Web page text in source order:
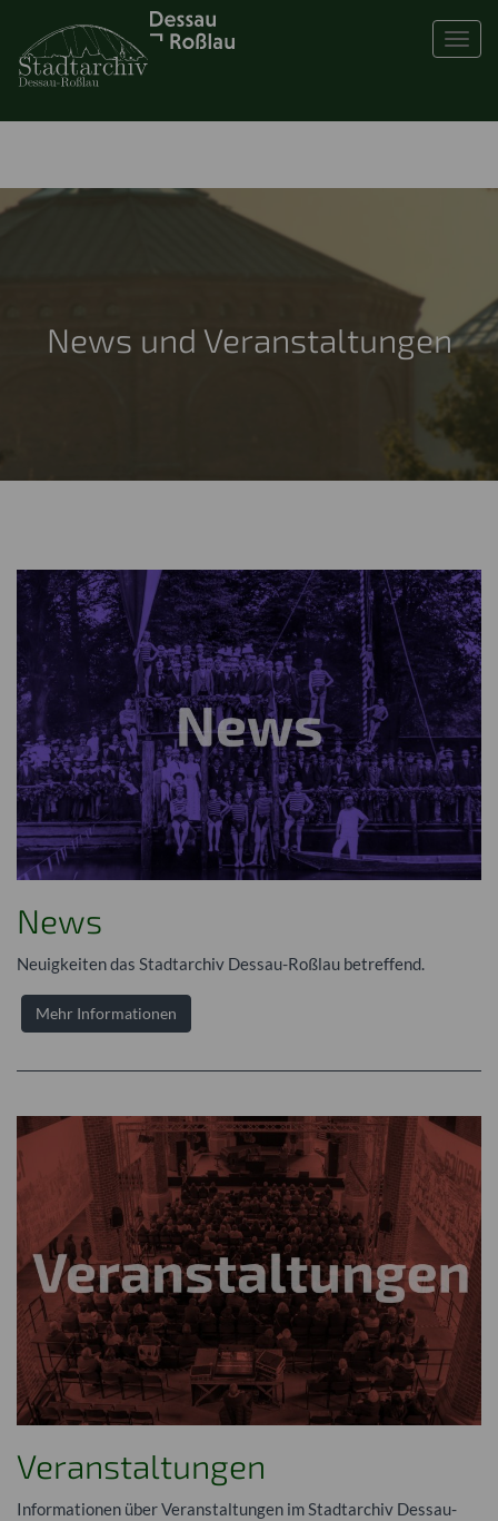
News und Veranstaltungen
News
Neuigkeiten das Stadtarchiv Dessau-Roßlau betreffend.
Mehr Informationen
Veranstaltungen
Informationen über Veranstaltungen im Stadtarchiv Dessau-